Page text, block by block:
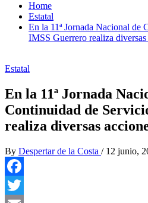
Home
Estatal
En la 11ª Jornada Nacional de
IMSS Guerrero realiza diversas
Estatal
En la 11ª Jornada
Continuidad de
realiza diversas
By Despertar de la Costa / 12 junio,
Facebook